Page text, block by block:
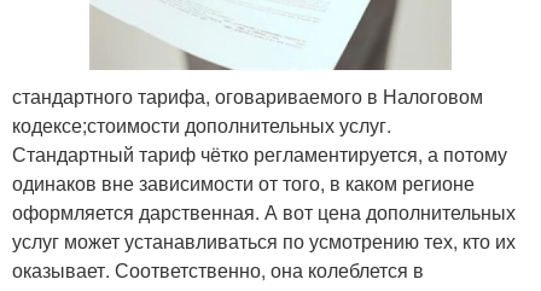
стандартного тарифа, оговариваемого в Налоговом
кодексе;стоимости дополнительных услуг.
Стандартный тариф чётко регламентируется, а потому
одинаков вне зависимости от того, в каком регионе
оформляется дарственная. А вот цена дополнительных
услуг может устанавливаться по усмотрению тех, кто их
оказывает. Соответственно, она колеблется в